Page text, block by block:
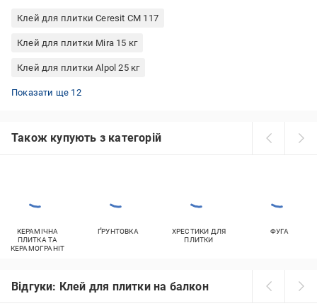
Клей для плитки Ceresit СМ 117
Клей для плитки Mira 15 кг
Клей для плитки Alpol 25 кг
Клей для плитки морозостійкий Ферозит
Клей для плитки морозостійкий BauGut
Клей для плитки морозостійкий Mira
Клей для плитки Mapei 25 кг
Клей для плитки морозостійкий Mapei
Клей для плитки морозостійкий Master ®
Клей для плитки морозостійкий Polimin
Клей для керамічної плитки Ceresit
Морозостійкий клей для фасадної плитки
Морозостійкий клей для керамічної плитки
Клей для плитки морозостійкий Cercol
Клей для плитки Master Standard
Показати ще 12
Також купують з категорій
КЕРАМІЧНА
ПЛИТКА ТА
КЕРАМОГРАНІТ
ҐРУНТОВКА
ХРЕСТИКИ ДЛЯ
ПЛИТКИ
ФУГА
Відгуки: Клей для плитки на балкон